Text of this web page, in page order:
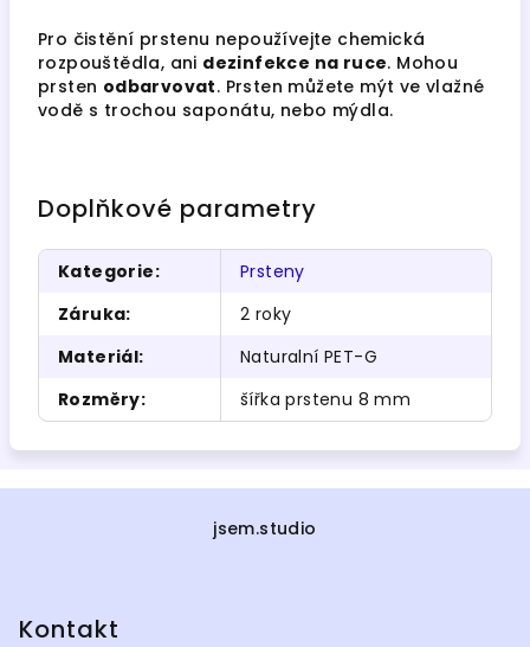
Pro čistění prstenu nepoužívejte chemická
rozpouštědla, ani dezinfekce na ruce. Mohou
prsten odbarvovat. Prsten můžete mýt ve vlažné
vodě s trochou saponátu, nebo mýdla.
Doplňkové parametry
Kategorie:
Prsteny
Záruka:
2 roky
Materiál:
Naturalní PET-G
Rozměry: šířka prstenu 8 mm
jsem.studio
Kontakt